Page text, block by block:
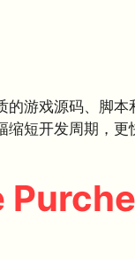
的游戏源码、脚
缩短开发周期，